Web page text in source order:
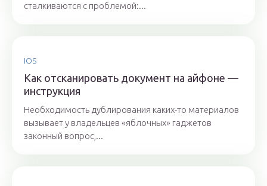
сталкиваются с проблемой:...
IOS
Как отсканировать документ на айфоне —
инструкция
Необходимость дублирования каких-то материалов
вызывает у владельцев «яблочных» гаджетов
законный вопрос,...